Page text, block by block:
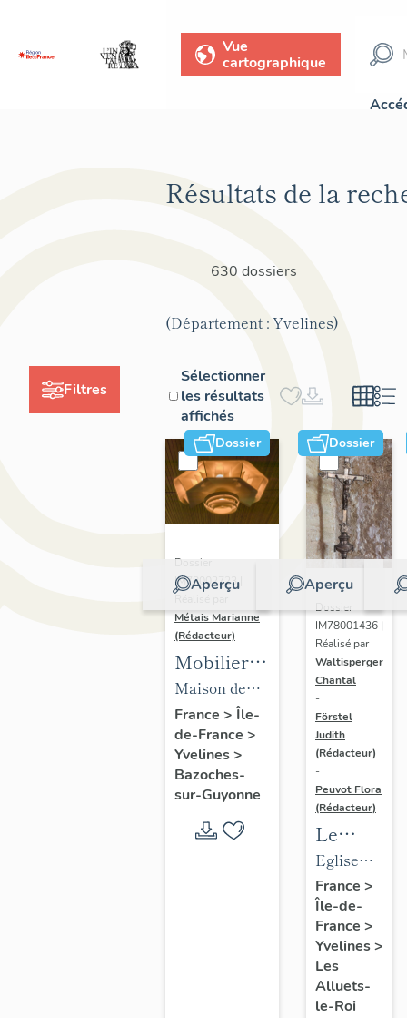
Vue
cartographique
Filtres
Résultats de la
630 dossiers
(Département : Yvelines)
Sélectionner
les résultats
affichés
Dossier
Aperçu
Dossier
IM78002723 |
Métais Marianne
(Rédacteur)
Mobilier
de la
maison
Louis
Carré
Maison de
villégiature
dite maison
Louis Carré
France > Île-
de-France >
Yvelines>
Bazoches-
sur-Guyonne
Dossier
Aperçu
Dossier
IM78001436 |
Réalisé par
Waltisperger
Chantal
-
Förstel
Judith
(Rédacteur)
-
Peuvot Flora
(Rédacteur)
Le
mobilier
de
l'église
Saint-
Nicolas
Eglise
paroissiale
Saint-
Nicolas
France >
Île-de-
France >
Yvelines>
Les
Alluets-
le-Roi